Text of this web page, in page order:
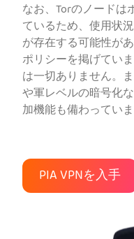
なお、Torのノード
ているため、使用状
が存在する可能性が
ポリシーを掲げてい
は一切ありません。
や軍レベルの暗号化
加機能も備わっていま
PIA VPNを入手